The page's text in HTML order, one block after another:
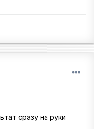
сразу на руки